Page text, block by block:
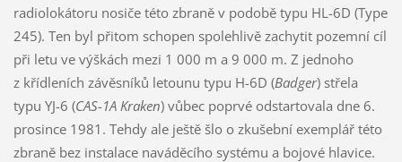
radiolokátoru nosiče této zbraně v podobě typu HL-6D (Type
245). Ten byl přitom schopen spolehlivě zachytit pozemní cíl
při letu ve výškách mezi 1 000 m a 9 000 m. Z jednoho
z křídleních závěsníků letounu typu H-6D (Badger) střela
typu YJ-6 (CAS-1A Kraken) vůbec poprvé odstartovala dne 6.
prosince 1981. Tehdy ale ještě šlo o zkušební exemplář této
zbraně bez instalace naváděcího systému a bojové hlavice.